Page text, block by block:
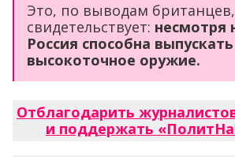
Это, по выводам британцев,
свидетельствует: несмотря
Россия способна выпускать
высокоточное оружие.
Отблагодарить
и поддержать